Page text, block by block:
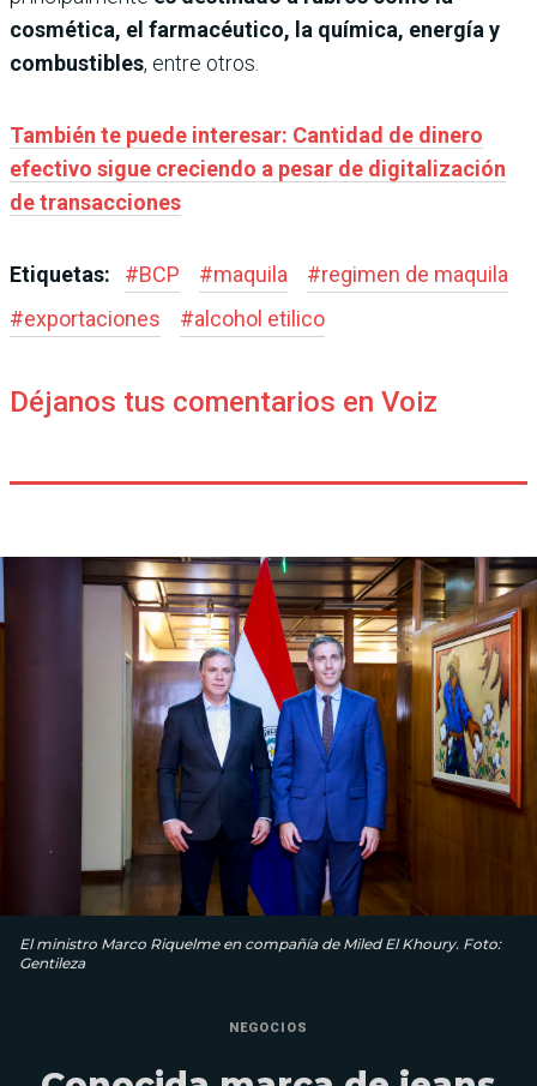
cosmética, el farmacéutico, la química, energía y
combustibles, entre otros.
También te puede interesar: Cantidad de dinero
efectivo sigue creciendo a pesar de digitalización
de transacciones
Etiquetas: #BCP #maquila #regimen de maquila
#exportaciones #alcohol etilico
Déjanos tus comentarios en Voiz
El ministro Marco Riquelme en compañía de Miled El Khoury. Foto:
Gentileza
NEGOCIOS